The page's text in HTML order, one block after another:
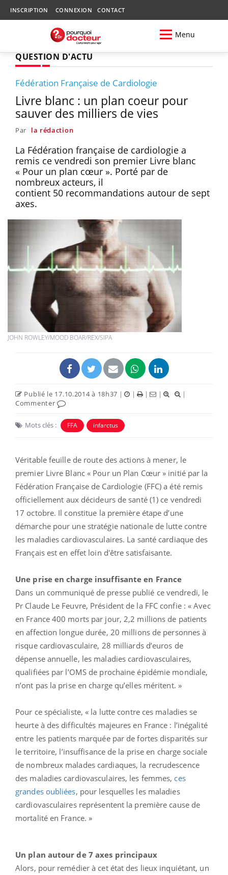
INSCRIPTION CONNEXION CONTACT
Menu
QUESTION D'ACTU
Fédération Française de Cardiologie
Livre blanc : un plan coeur pour
sauver des milliers de vies
Par la rédaction
La Fédération française de cardiologie a
remis ce vendredi son premier Livre blanc
« Pour un plan cœur ». Porté par de
nombreux acteurs, il
contient 50 recommandations autour de sept
axes.
JOHN ROWLEY/MOOD BOAR/REX/SIPA
Publié le 17.10.2014 à 18h37 | | | |
|
Commenter
Mots clés : FFA infarctus
Véritable feuille de route des actions à mener, le
premier Livre Blanc « Pour un Plan Cœur » initié par la
Fédération Française de Cardiologie (FFC) a été remis
officiellement aux décideurs de santé (1) ce vendredi
17 octobre. Il constitue la première étape d’une
démarche pour une stratégie nationale de lutte contre
les maladies cardiovasculaires. La santé cardiaque des
Français est en effet loin d'être satisfaisante.
Une prise en charge insuffisante en France
Dans un communiqué de presse publié ce vendredi, le
Pr Claude Le Feuvre, Président de la FFC confie : « Avec
en France 400 morts par jour, 2,2 millions de patients
en affection longue durée, 20 millions de personnes à
risque cardiovasculaire, 28 milliards d’euros de
dépense annuelle, les maladies cardiovasculaires,
qualifiées par l’OMS de prochaine épidémie mondiale,
n’ont pas la prise en charge qu’elles méritent. »
Pour ce spécialiste, « la lutte contre ces maladies se
heurte à des difficultés majeures en France : l’inégalité
entre les patients marquée par de fortes disparités sur
le territoire, l’insuffisance de la prise en charge sociale
de nombreux malades cardiaques, la recrudescence
des maladies cardiovasculaires, les femmes, ces
grandes oubliées, pour lesquelles les maladies
cardiovasculaires représentent la première cause de
mortalité en France. »
Un plan autour de 7 axes principaux
Alors, pour remédier à cet état des lieux inquiétant, un